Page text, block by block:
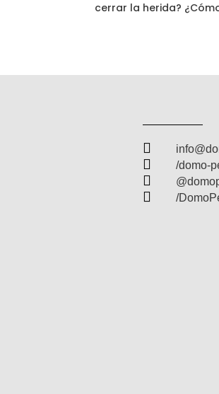
cerrar la herida?

 /domo-

 /